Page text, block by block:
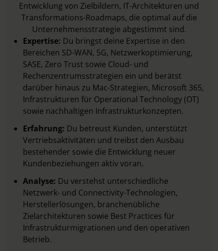
Entwicklung von Zielbildern, IT-Architekturen und
Transformations-Roadmaps, die optimal auf die
Unternehmensstrategie abgestimmt sind.
Expertise: Du bringst deine Expertise in den
Bereichen SD-WAN, 5G, Netzwerkoptimierung,
SASE, Zero Trust sowie Cloud- und
Rechenzentrumsstrategien ein und berätst
darüber hinaus zu Mac-Strategien, Microsoft 365,
Infrastrukturen für Operational Technology (OT)
sowie nachhaltigen Infrastrukturkonzepten.
Erfahrung: Du betreust Kunden, unterstützt
Vertriebsaktivitäten und treibst den Ausbau
bestehender sowie die Entwicklung neuer
Kundenbeziehungen aktiv voran.
Analyse: Du verstehst unterschiedliche
Netzwerk- und Connectivity-Technologien,
Herstellerlösungen, branchenübliche
Zielarchitekturen sowie Best Practices für
Infrastrukturmigrationen und den operativen
Betrieb.